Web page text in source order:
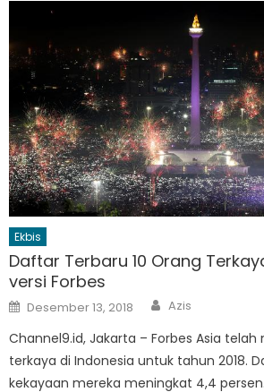
Ekbis
Daftar Terbaru 10 Orang
versi Forbes
Posted
on
Desember 13, 2018 Author
Azis
Channel9.id, Jakarta – Forbes Asia
terkaya di Indonesia untuk tahun 2018.
kekayaan mereka meningkat 4,4